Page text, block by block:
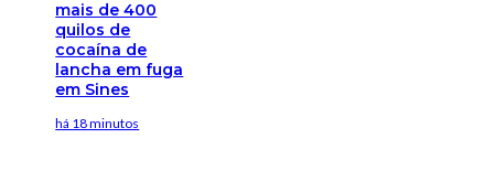
mais de 400
quilos de
cocaína de
lancha em fuga
em Sines
há 18 minutos